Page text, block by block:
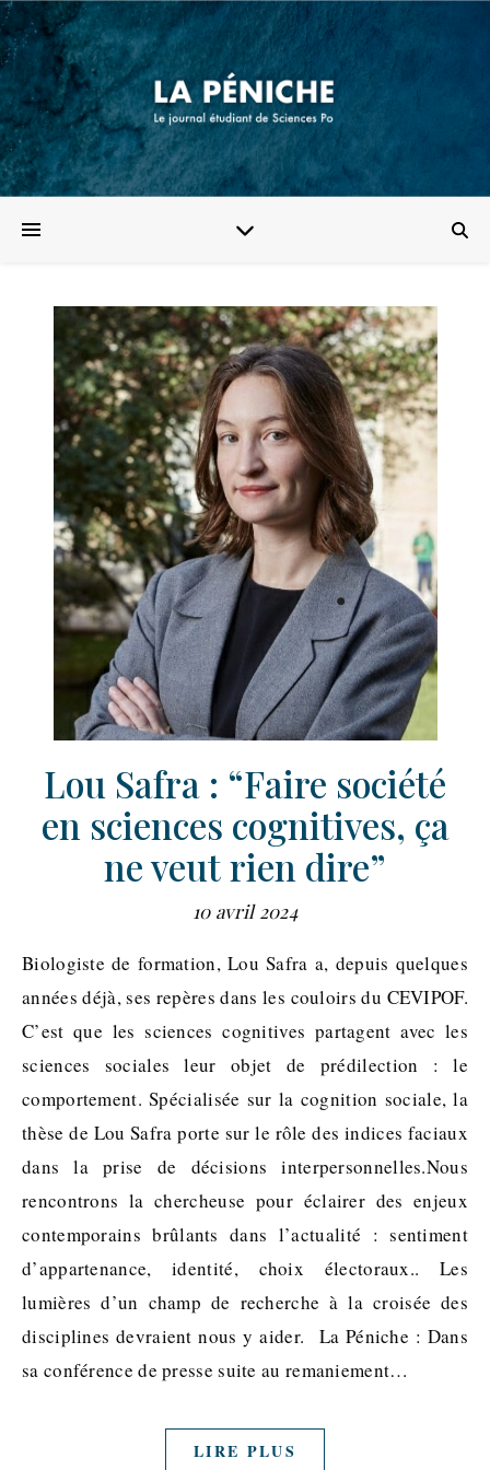
Lou Safra : “Faire société
en sciences cognitives, ça
ne veut rien dire”
10 avril 2024
Biologiste de formation, Lou Safra a, depuis quelques
années déjà, ses repères dans les couloirs du CEVIPOF.
C’est que les sciences cognitives partagent avec les
sciences sociales leur objet de prédilection : le
comportement. Spécialisée sur la cognition sociale, la
thèse de Lou Safra porte sur le rôle des indices faciaux
dans la prise de décisions interpersonnelles.Nous
rencontrons la chercheuse pour éclairer des enjeux
contemporains brûlants dans l’actualité : sentiment
d’appartenance, identité, choix électoraux.. Les
lumières d’un champ de recherche à la croisée des
disciplines devraient nous y aider. La Péniche : Dans
sa conférence de presse suite au remaniement…
LIRE PLUS